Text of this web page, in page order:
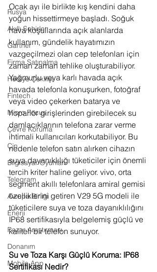
Rusya
Akıllı Şehirler
Gartner
Firma Satınalma
Hediye Çekilişi
Fintech
Micro Focus
Çevre Koruma
Çin
Bilgisayar Oyunları
Telegram
Avrupa Birliği
Enerji
Pazar Araştırması
Donanım
Mobile App
Ocak ayı ile birlikte kış kendini daha
yoğun hissettirmeye başladı. Soğuk
hava koşullarında açık alanlarda
kullanım, gündelik hayatımızın
vazgeçilmezi olan cep telefonları için
zaman zaman tehlike oluşturabiliyor.
Yağmurlu veya karlı havada açık
havada telefonla konuşurken, fotoğraf
veya video çekerken batarya ve
hoparlör girişlerinden girebilecek su
damlacıklarının telefona zarar verme
ihtimali kullanıcıları korkutabiliyor. Bu
nedenle telefon satın alırken cihazın
suya dayanıklılığı tüketiciler için önemli
tercih kriter haline geliyor. vivo, orta
segment akıllı telefonlara amiral gemisi
özelliklerini getiren V29 5G modeli ile
tüketicilere suya ve toza dayanıklılığını
IP68 sertifikasıyla belgelemiş güçlü ve
kaliteli bir telefon sunuyor.
Su ve Toza Karşı Güçlü Koruma: IP68
Sertifikası Nedir?